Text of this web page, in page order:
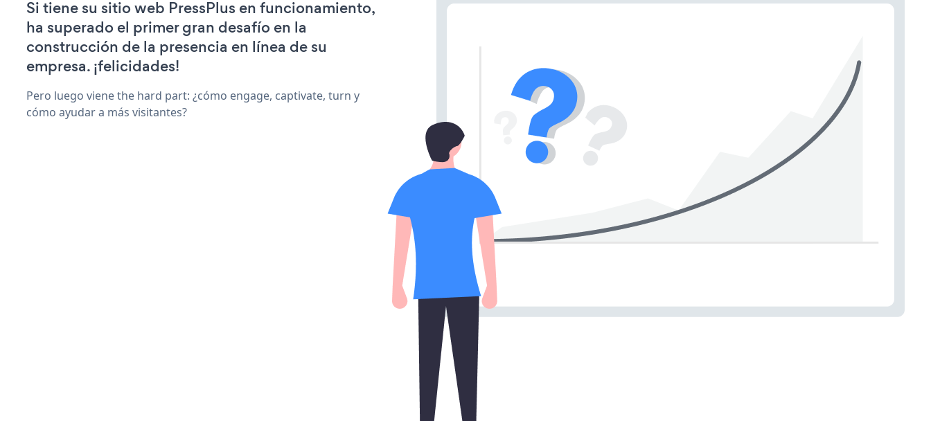
Si tiene su sitio web PressPlus en funcionamiento,
ha superado el primer gran desafío en la
construcción de la presencia en línea de su
empresa. ¡felicidades!
Pero luego viene the hard part: ¿cómo engage, captivate, turn y
cómo ayudar a más visitantes?